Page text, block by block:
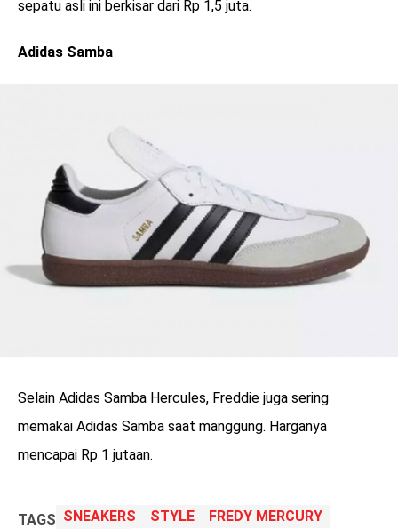
sepatu asli ini berkisar dari Rp 1,5 juta.
Adidas Samba
Selain Adidas Samba Hercules, Freddie juga sering
memakai Adidas Samba saat manggung. Harganya
mencapai Rp 1 jutaan.
TAGS SNEAKERS STYLE
FREDY MERCURY